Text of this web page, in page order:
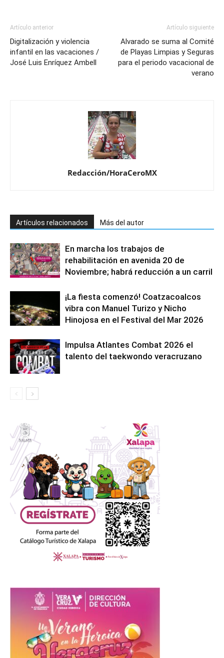
Artículo anterior
Digitalización y violencia
infantil en las vacaciones /
José Luis Enríquez Ambell
Artículo siguiente
Alvarado se suma al Comité
de Playas Limpias y Seguras
para el periodo vacacional de
verano
Redacción/HoraCeroMX
Artículos relacionados Más del autor
En marcha los trabajos de
rehabilitación en avenida 20 de
Noviembre; habrá reducción a un carril
¡La fiesta comenzó! Coatzacoalcos
vibra con Manuel Turizo y Nicho
Hinojosa en el Festival del Mar 2026
Impulsa Atlantes Combat 2026 el
talento del taekwondo veracruzano